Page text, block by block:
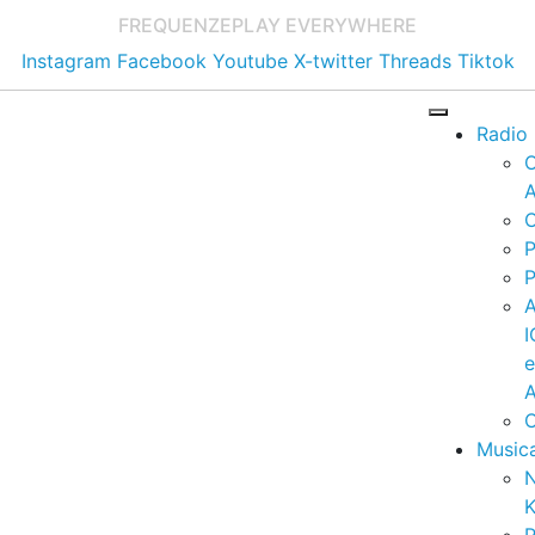
FREQUENZEPLAY EVERYWHERE
Instagram Facebook Youtube X-twitter Threads Tiktok
Radio
e